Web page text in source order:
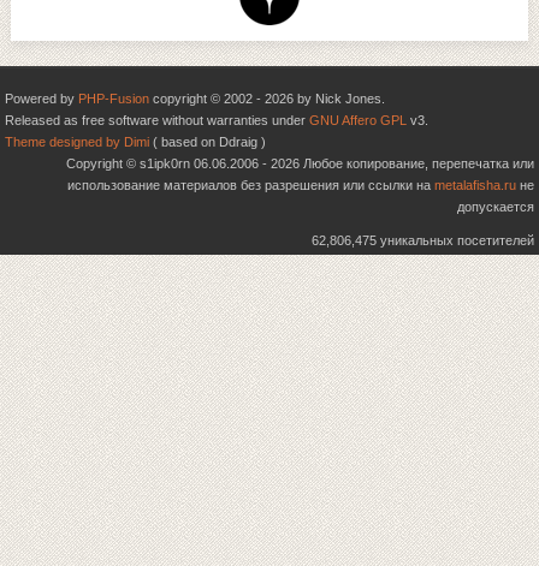
Powered by PHP-Fusion copyright © 2002 - 2026 by Nick Jones.
Released as free software without warranties under GNU Affero GPL v3.
Theme designed by Dimi ( based on Ddraig )
Copyright © s1ipk0rn 06.06.2006 - 2026 Любое копирование, перепечатка или
использование материалов без разрешения или ссылки на metalafisha.ru не
допускается
62,806,475 уникальных посетителей